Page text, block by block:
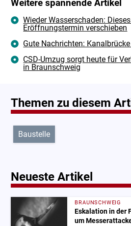
Weitere spannende Artikel
Wieder Wasserschaden:
Eröffnungstermin verschieben
Gute Nachrichten:
CSD-Umzug sorgt heute für
in Braunschweig
Themen zu diesem
Baustelle
Neueste Artikel
BRAUNSCHWEIG
Eskalation in der
um